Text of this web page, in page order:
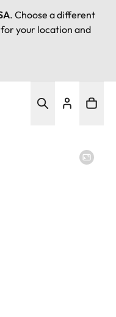
. Choose a different
your location and